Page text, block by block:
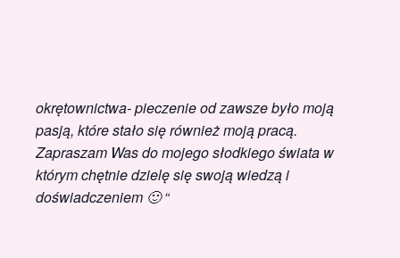
okrętownictwa- pieczenie od zawsze było moją
pasją, które stało się również moją pracą.
Zapraszam Was do mojego słodkiego świata w
którym chętnie dzielę się swoją wiedzą i
doświadczeniem 🙂 “